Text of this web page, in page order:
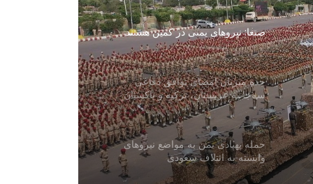
صنعا: نیروهای یمنی در کمین هستند
جده میزبان امضای توافق دفاعی
سه‌جانبه عربستان، ترکیه و پاکستان
حمله پهپادی یمن به مواضع نیروهای
وابسته به ائتلاف سعودی